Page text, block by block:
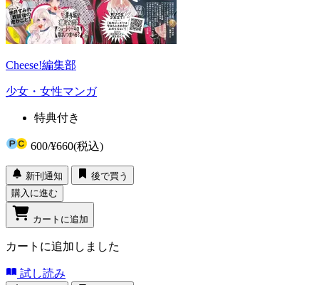
Cheese!編集部
少女・女性マンガ
特典付き
600/¥660(税込)
新刊通知
後で買う
購入に進む
カートに追加
カートに追加しました
試し読み